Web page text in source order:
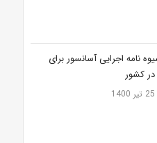
نامه اجرایی آسانسور برای
در کشور